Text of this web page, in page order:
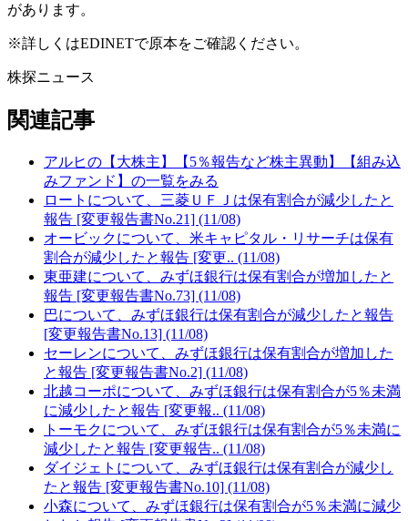
があります。
※詳しくはEDINETで原本をご確認ください。
株探ニュース
関連記事
アルヒの【大株主】【5％報告など株主異動】【組み込
みファンド】の一覧をみる
ロートについて、三菱ＵＦＪは保有割合が減少したと
報告 [変更報告書No.21] (11/08)
オービックについて、米キャピタル・リサーチは保有
割合が減少したと報告 [変更.. (11/08)
東亜建について、みずほ銀行は保有割合が増加したと
報告 [変更報告書No.73] (11/08)
巴について、みずほ銀行は保有割合が減少したと報告
[変更報告書No.13] (11/08)
セーレンについて、みずほ銀行は保有割合が増加した
と報告 [変更報告書No.2] (11/08)
北越コーポについて、みずほ銀行は保有割合が5％未満
に減少したと報告 [変更報.. (11/08)
トーモクについて、みずほ銀行は保有割合が5％未満に
減少したと報告 [変更報告.. (11/08)
ダイジェトについて、みずほ銀行は保有割合が減少し
たと報告 [変更報告書No.10] (11/08)
小森について、みずほ銀行は保有割合が5％未満に減少